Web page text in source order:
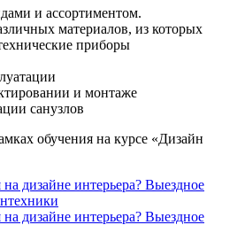
и ассортиментом.
материалов, из которых
приборы
и монтаже
санузлов
обучения на курсе «Дизайн